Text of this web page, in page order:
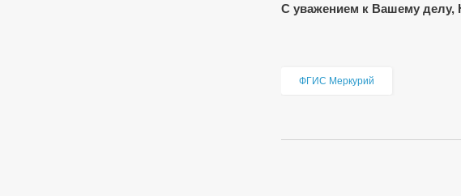
С уважением к Вашему делу,
ФГИС Меркурий